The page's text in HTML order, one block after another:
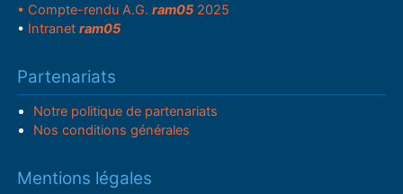
• Compte-rendu A.G.ram05 2025
• Intranetram05
Partenariats
Notre politique de partenariats
Nos conditions générales
Mentions légales